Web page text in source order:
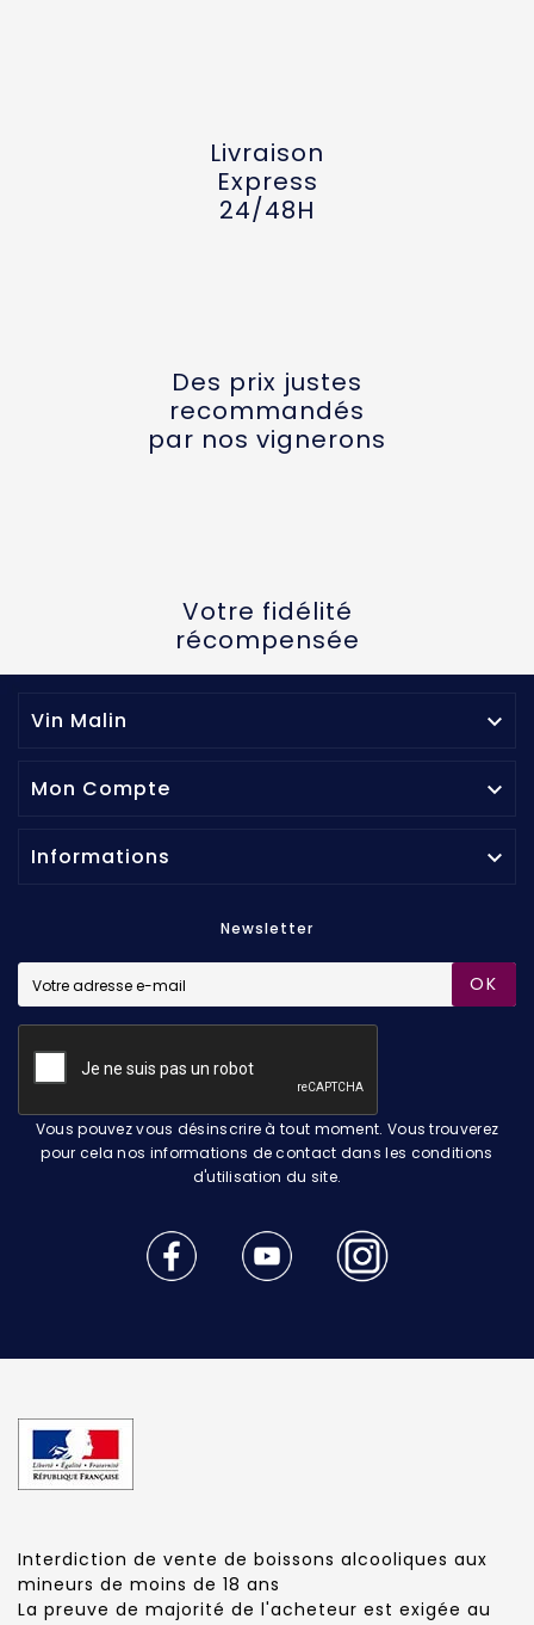
Livraison
Express
24/48H
Des prix justes
recommandés
par nos vignerons
Votre fidélité
récompensée
Vin Malin 
Mon Compte 
Informations 
Newsletter
OK
Vous pouvez vous désinscrire à tout moment. Vous trouverez
pour cela nos informations de contact dans les conditions
d'utilisation du site.
Interdiction de vente de boissons alcooliques aux
mineurs de moins de 18 ans
La preuve de majorité de l'acheteur est exigée au